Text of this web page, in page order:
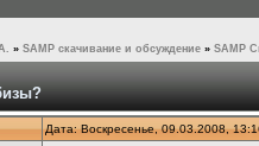
» SAMP скачивание и обсуждение » SAMP
Дата: Воскресенье, 09.03.2008,